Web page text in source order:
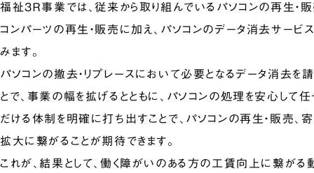
福祉3Ｒ事業では、従来から取り組んでいるパソコンの再生・販
コンパーツの再生・販売に加え、パソコンのデータ消去サービ
みます。
パソコンの撤去・リプレースにおいて必要となるデータ消去を
とで、事業の幅を拡げるとともに、パソコンの処理を安心して
だける体制を明確に打ち出すことで、パソコンの再生・販売、
拡大に繋がることが期待できます。
これが、結果として、働く障がいのある方の工賃向上に繋がる動